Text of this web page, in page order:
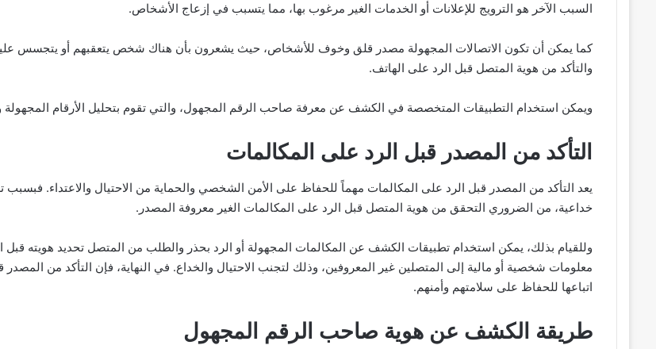
السبب الآخر هو الترويج للإعلانات أو الخدمات الغير مرغوب بها، مما يتسبب في إزعاج الأشخاص.
كما يمكن أن تكون الاتصالات المجهولة مصدر قلق وخوف للأشخاص، حيث يشعرون بأن هناك شخص يتعقبهم أو يتجسس
والتأكد من هوية المتصل قبل الرد على الهاتف.
ويمكن استخدام التطبيقات المتخصصة في الكشف عن معرفة صاحب الرقم المجهول، والتي تقوم بتحليل الأرقام المجهولة
التأكد من المصدر قبل الرد على المكالمات
يعد التأكد من المصدر قبل الرد على المكالمات مهماً للحفاظ على الأمن الشخصي والحماية من الاحتيال والاعتداء. فبسبب
خداعية، من الضروري التحقق من هوية المتصل قبل الرد على المكالمات الغير معروفة المصدر.
وللقيام بذلك، يمكن استخدام تطبيقات الكشف عن المكالمات المجهولة أو الرد بحذر والطلب من المتصل تحديد هويته
معلومات شخصية أو مالية إلى المتصلين غير المعروفين، وذلك لتجنب الاحتيال والخداع. في النهاية، فإن التأكد من
اتباعها للحفاظ على سلامتهم وأمنهم.
طريقة الكشف عن هوية صاحب الرقم المجهول